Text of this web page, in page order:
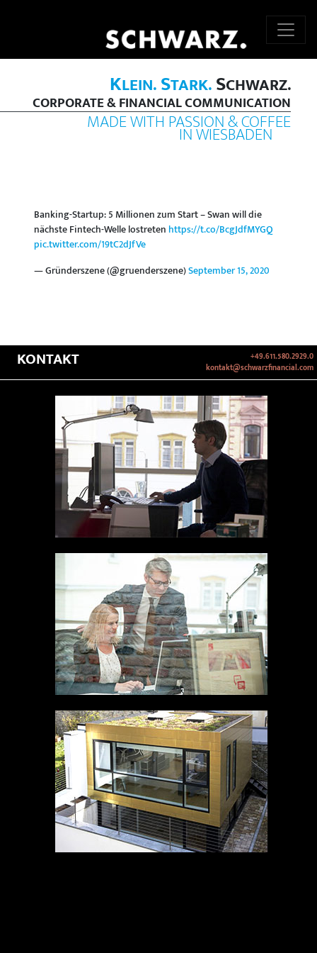
KLEIN.STARK.SCHWARZ.
CORPORATE & FINANCIAL COMMUNICATION
MADE WITH PASSION & COFFEE
IN WIESBADEN
Banking-Startup: 5 Millionen zum Start – Swan will die
nächste Fintech-Welle lostreten https://t.co/BcgJdfMYGQ
pic.twitter.com/19tC2dJfVe
— Gründerszene (@gruenderszene)September 15, 2020
KONTAKT
+49.611.580.2929.0
kontakt@schwarzfinancial.com